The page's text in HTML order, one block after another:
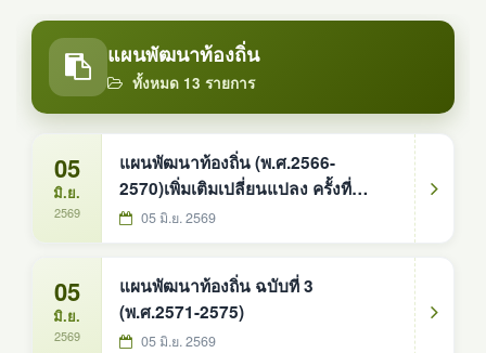
แผนพัฒนาท้องถิ่น
ทั้งหมด 13 รายการ
05
มิ.ย.
2569
แผนพัฒนาท้องถิ่น (พ.ศ.2566-
2570)เพิ่มเติมเปลี่ยนแปลง ครั้งที่
2/256905 มิ.ย. 2569
05
มิ.ย.
2569
แผนพัฒนาท้องถิ่น ฉบับที่ 3
(พ.ศ.2571-2575)
05 มิ.ย. 2569